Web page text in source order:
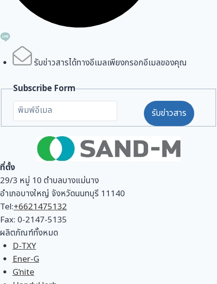
รับข่าวสารได้ทางอีเมลเพียงกรอกอีเมลของคุณ
Subscribe Form
รับข่าวสาร
ที่ตั้ง
29/3 หมู่ 10 ตำบลบางแม่นาง
อำเภอบางใหญ่ จังหวัดนนทบุรี 11140
Tel:+6621475132
Fax: 0-2147-5135
ผลิตภัณฑ์ทั้งหมด
D-TXY
Ener-G
G’nite